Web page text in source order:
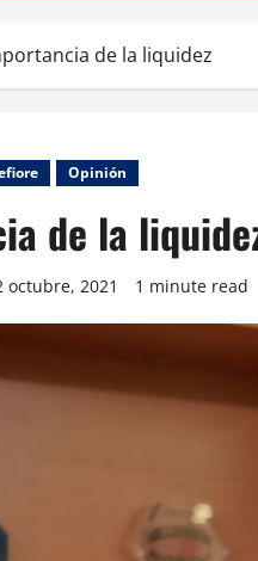
de la liquidez
Opinión
de la
octubre, 2021 1 minute read